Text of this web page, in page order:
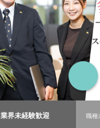
業界未経験歓迎 職種